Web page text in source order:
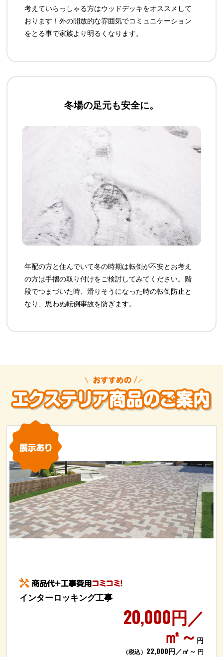
考えていらっしゃる方はウッドデッキをオススメして
おります！外の開放的な雰囲気でコミュニケーション
をとる事で家族より明るくなります。
冬場の足元も安全に。
年配の方と住んでいて冬の時期は転倒が不安とお考え
の方は手摺の取り付けをご検討してみてください。階
段でつまづいた時、滑りそうになった時の転倒防止と
なり、思わぬ転倒事故を防ぎます。
インターロッキング工事
20,000円／
㎡～ 円
（税込） 22,000円／㎡～ 円